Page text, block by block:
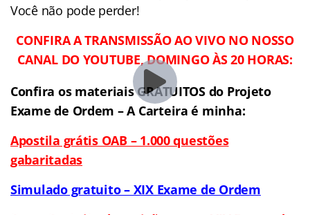
Você não pode perder!
CONFIRA A TRANSMISSÃO AO VIVO NO NOSSO
CANAL DO YOUTUBE, DOMINGO ÀS 20 HORAS:
Confira os materiais GRATUITOS do Projeto
Exame de Ordem – A Carteira é minha:
Apostila grátis OAB – 1.000 questões
gabaritadas
Simulado gratuito – XIX Exame de Ordem